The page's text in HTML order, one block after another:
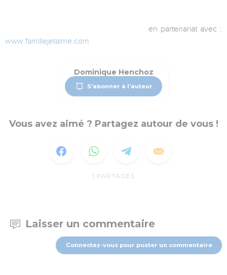
en partenariat avec :
www.famillejetaime.com
Dominique Henchoz
S'abonner à l'auteur
Vous avez aimé ? Partagez autour de vous !
1 PARTAGES
Laisser un commentaire
Connectez-vous pour poster un commentaire